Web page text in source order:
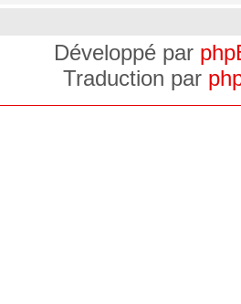
Développé par
Traduction par